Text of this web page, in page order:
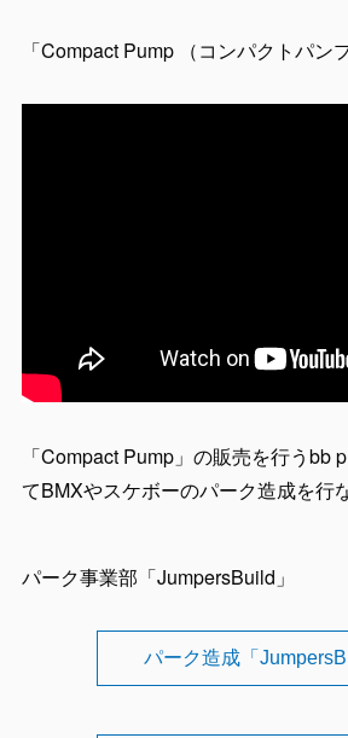
「Compact Pump （コンパクトパン
「Compact Pump」の販売を行うbb
てBMXやスケボーのパーク造成を行
パーク事業部「JumpersBuild」
パーク造成「